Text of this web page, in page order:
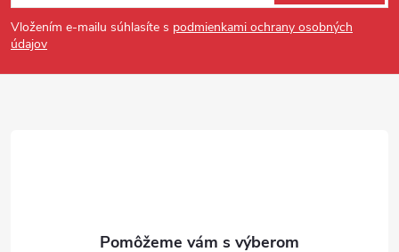
Vložením e-mailu súhlasíte s podmienkami ochrany osobných
údajov